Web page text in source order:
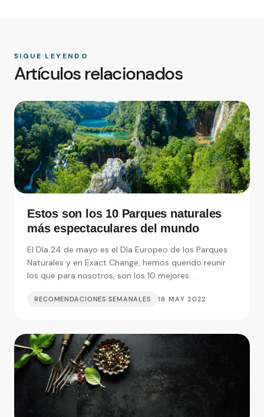
SIGUE LEYENDO
Artículos relacionados
Estos son los 10 Parques naturales
más espectaculares del mundo
El Día 24 de mayo es el Día Europeo de los Parques
Naturales y en Exact Change, hemos querido reunir
los que para nosotros, son los 10 mejores. .
RECOMENDACIONES SEMANALES 18 MAY 2022